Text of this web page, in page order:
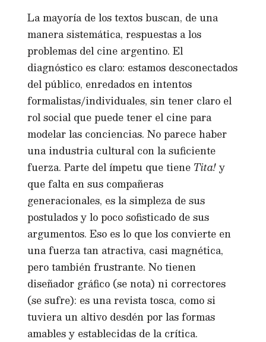
La mayoría de los textos buscan, de una
manera sistemática, respuestas a los
problemas del cine argentino. El
diagnóstico es claro: estamos desconectados
del público, enredados en intentos
formalistas/individuales, sin tener claro el
rol social que puede tener el cine para
modelar las conciencias. No parece haber
una industria cultural con la suficiente
fuerza. Parte del ímpetu que tiene Tita!y
que falta en sus compañeras
generacionales, es la simpleza de sus
postulados y lo poco sofisticado de sus
argumentos. Eso es lo que los convierte en
una fuerza tan atractiva, casi magnética,
pero también frustrante. No tienen
diseñador gráfico (se nota) ni correctores
(se sufre): es una revista tosca, como si
tuviera un altivo desdén por las formas
amables y establecidas de la crítica.